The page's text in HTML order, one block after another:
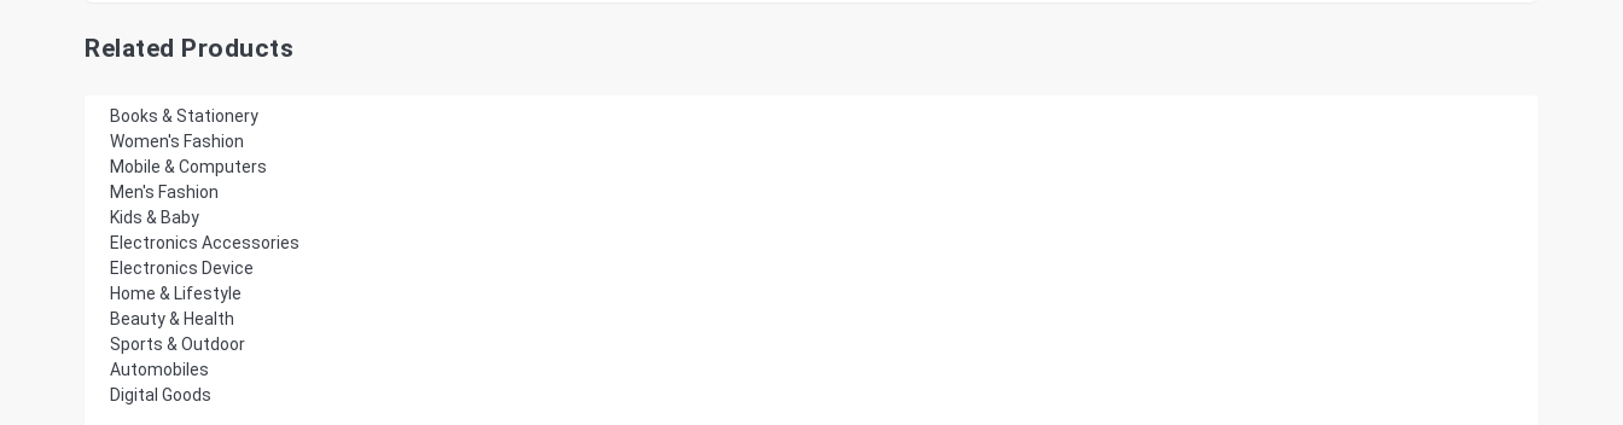
Related Products
Books & Stationery
Women's Fashion
Mobile & Computers
Men's Fashion
Kids & Baby
Electronics Accessories
Electronics Device
Home & Lifestyle
Beauty & Health
Sports & Outdoor
Automobiles
Digital Goods